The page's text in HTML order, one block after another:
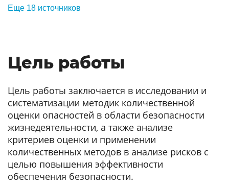
Еще 18 источников
Цель работы
Цель работы заключается в исследовании и
систематизации методик количественной
оценки опасностей в области безопасности
жизнедеятельности, а также анализе
критериев оценки и применении
количественных методов в анализе рисков с
целью повышения эффективности
обеспечения безопасности.